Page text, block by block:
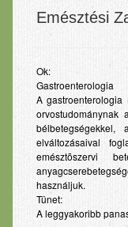
Fog- és
Lexikon
Betegségek
Emésztési
Ok:
Gastroenterologia
A gastroenterologia
elváltozásaival
emésztõszervi
használjuk.
Tünet:
A leggyakoribb